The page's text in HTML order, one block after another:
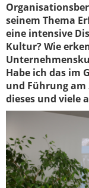
seinem Thema
eine intensive
Kultur? Wie
Habe ich das im
und Führung
dieses und viele